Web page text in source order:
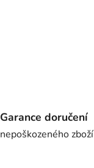
Garance doručení
nepoškozeného zboží